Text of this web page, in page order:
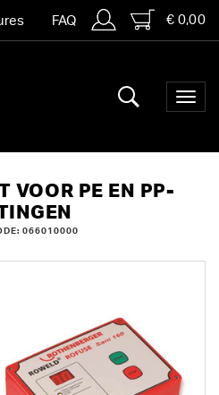
FAQ € 0,00
VOOR PE EN PP-
066010000